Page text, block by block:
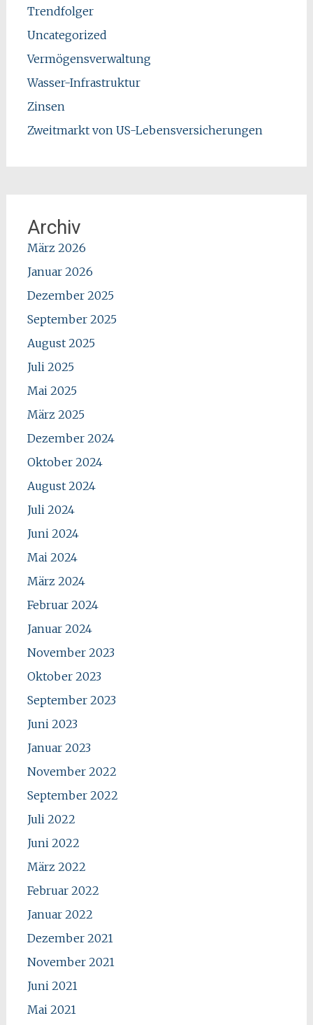
Trendfolger
Uncategorized
Vermögensverwaltung
Wasser-Infrastruktur
Zinsen
Zweitmarkt von US-Lebensversicherungen
Archiv
März 2026
Januar 2026
Dezember 2025
September 2025
August 2025
Juli 2025
Mai 2025
März 2025
Dezember 2024
Oktober 2024
August 2024
Juli 2024
Juni 2024
Mai 2024
März 2024
Februar 2024
Januar 2024
November 2023
Oktober 2023
September 2023
Juni 2023
Januar 2023
November 2022
September 2022
Juli 2022
Juni 2022
März 2022
Februar 2022
Januar 2022
Dezember 2021
November 2021
Juni 2021
Mai 2021